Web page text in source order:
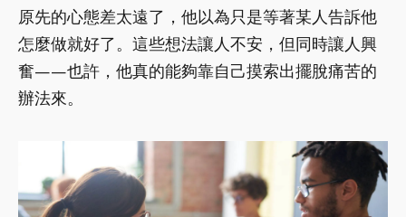
原先的心態差太遠了，他以為只是等著某人告訴他
怎麼做就好了。這些想法讓人不安，但同時讓人興
奮——也許，他真的能夠靠自己摸索出擺脫痛苦的
辦法來。